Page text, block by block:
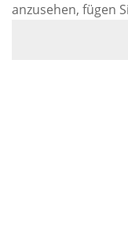
anzusehen, fügen